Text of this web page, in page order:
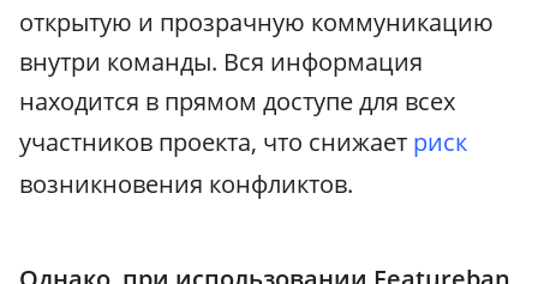
открытую и прозрачную коммуникацию
внутри команды. Вся информация
находится в прямом доступе для всех
участников проекта, что снижает риск
возникновения конфликтов.